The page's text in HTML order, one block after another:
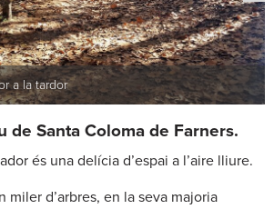
de Santa Coloma de Farners.
és una delícia d’espai a l’aire lliure.
miler d’arbres, en la seva majoria